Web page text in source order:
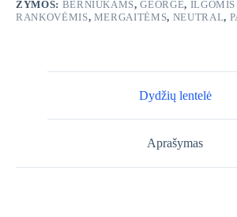
ŽYMOS: BERNIUKAMS,GEORGE, ILGOMIS
RANKOVĖMIS, MERGAITĖMS, NEUTRAL,
Dydžių lentelė
Aprašymas